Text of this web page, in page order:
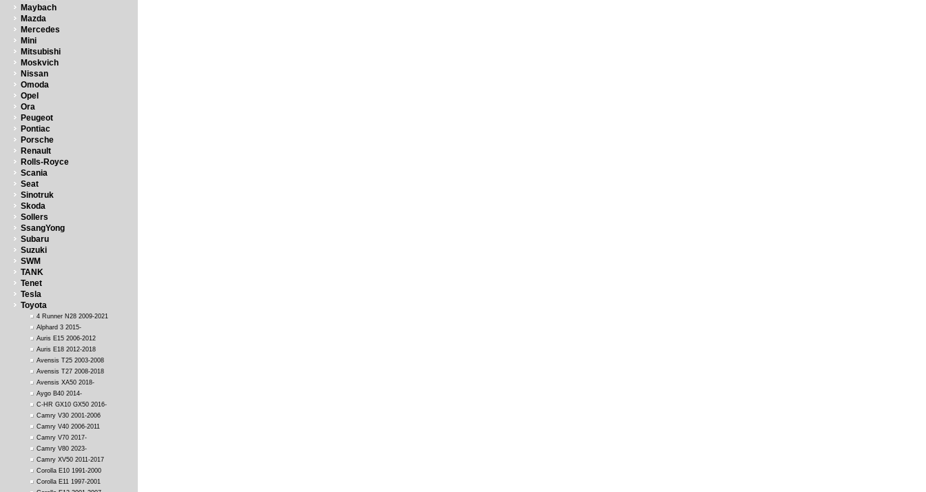
Maybach
Mazda
Mercedes
Mini
Mitsubishi
Moskvich
Nissan
Omoda
Opel
Ora
Peugeot
Pontiac
Porsche
Renault
Rolls-Royce
Scania
Seat
Sinotruk
Skoda
Sollers
SsangYong
Subaru
Suzuki
SWM
TANK
Tenet
Tesla
Toyota
4 Runner N28 2009-2021
Alphard 3 2015-
Auris E15 2006-2012
Auris E18 2012-2018
Avensis T25 2003-2008
Avensis T27 2008-2018
Avensis XA50 2018-
Aygo B40 2014-
C-HR GX10 GX50 2016-
Camry V30 2001-2006
Camry V40 2006-2011
Camry V70 2017-
Camry V80 2023-
Camry XV50 2011-2017
Corolla E10 1991-2000
Corolla E11 1997-2001